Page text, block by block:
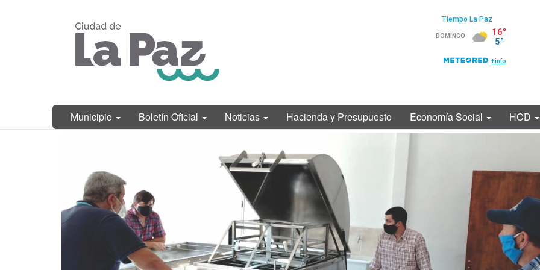
de La Paz,
Entre Ríos
Municipio Boletín Oficial Noticias Hacienda y Presupuesto Economía Social HCD
principal